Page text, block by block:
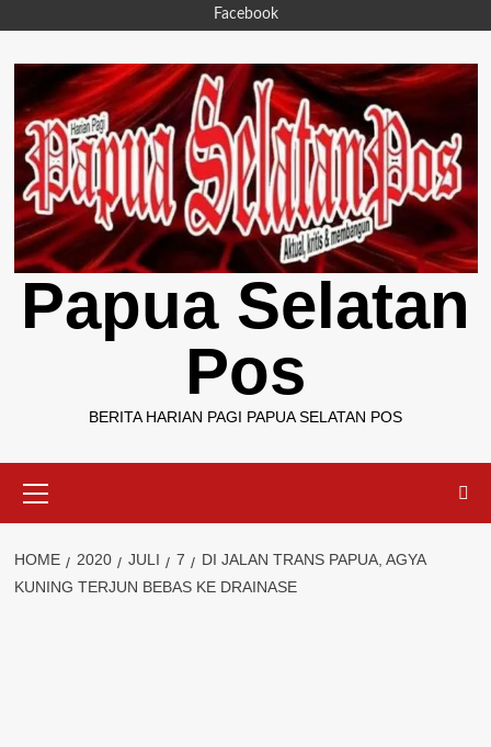
content
Facebook
Papua Selatan
Pos
BERITA HARIAN PAGI PAPUA SELATAN POS
Menu
HOME 2020 JULI 7
DI JALAN TRANS PAPUA, AGYA
KUNING TERJUN BEBAS KE DRAINASE